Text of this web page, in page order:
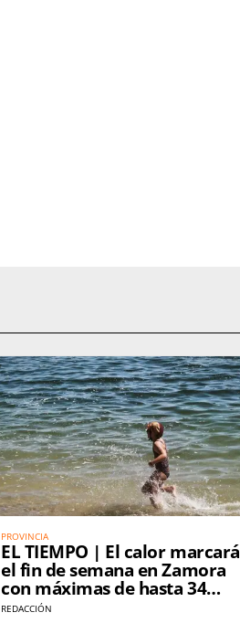
PROVINCIA
EL TIEMPO | El calor marcará
el fin de semana en Zamora
con máximas de hasta 34
grados
REDACCIÓN